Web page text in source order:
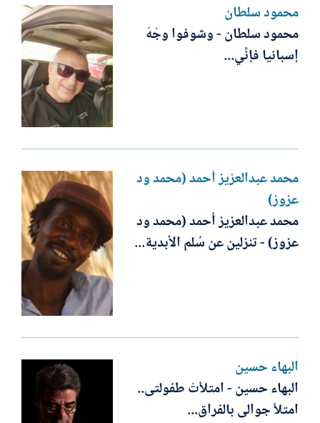
محمود سلطان
محمود سلطان - وشوفوا وجْهَ
إسبانيا فإنِّي...
محمد عبدالعزيز أحمد (محمد ود
عزوز)
محمد عبدالعزيز أحمد (محمد ود
عزوز) - تنزلين عن سُلم الأبدية...
البهاء حسين
البهاء حسين - امتلأتْ طفولتى..
امتلأ جوالى بالفراق...